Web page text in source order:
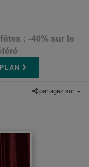
: -40% sur le
partagez sur